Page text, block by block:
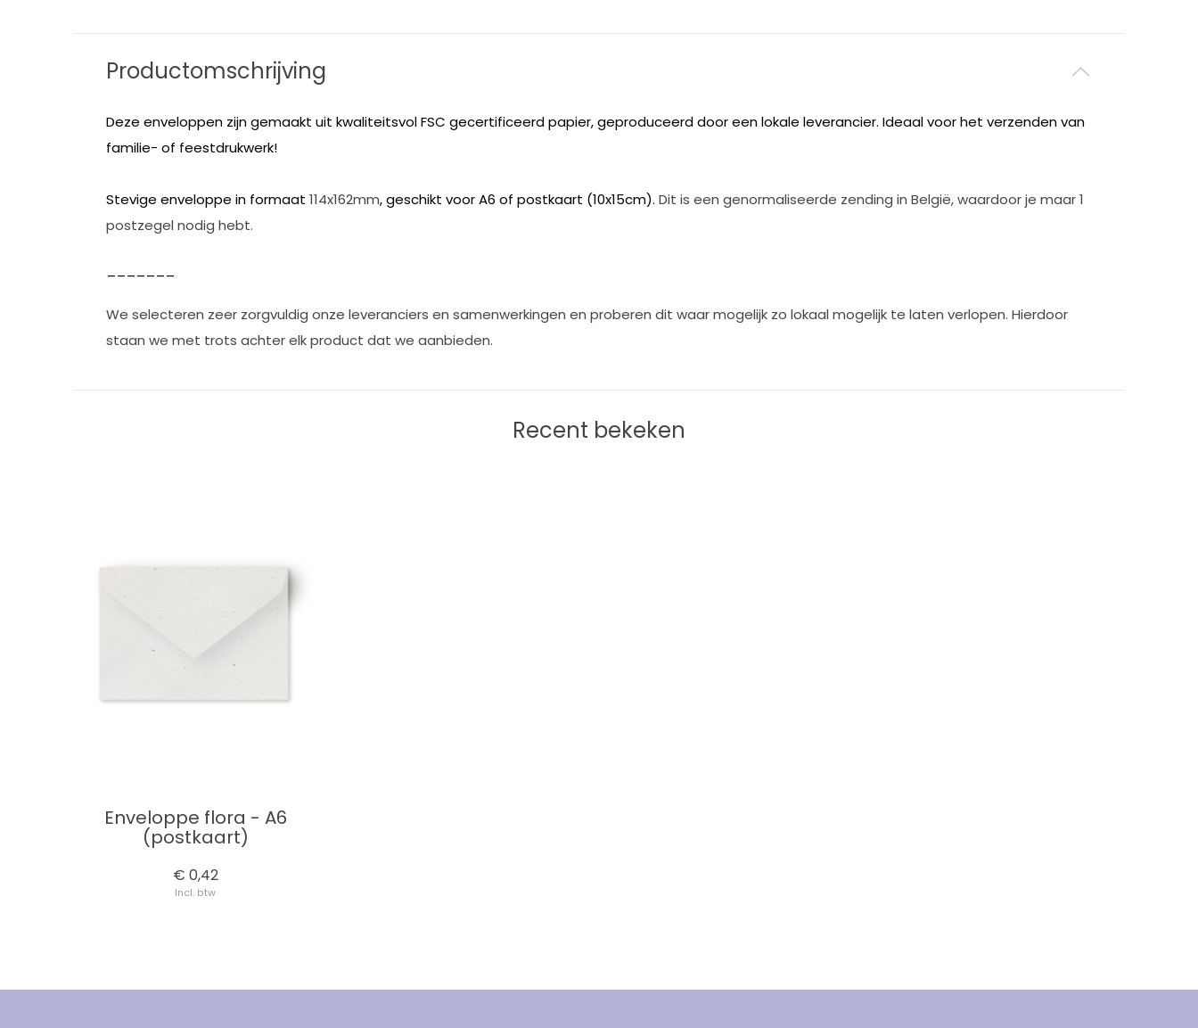
Productomschrijving
Deze enveloppen zijn gemaakt uit kwaliteitsvol FSC gecertificeerd papier, geproduceerd door een lokale leverancier. Ideaal voor het verzenden van
familie- of feestdrukwerk!
Stevige enveloppe in formaat 114x162mm, geschikt voor A6 of postkaart (10x15cm). Dit is een genormaliseerde zending in België, waardoor je maar 1
postzegel nodig hebt.
We selecteren zeer zorgvuldig onze leveranciers en samenwerkingen en proberen dit waar mogelijk zo lokaal mogelijk te laten verlopen. Hierdoor
staan we met trots achter elk product dat we aanbieden.
Recent bekeken
Enveloppe flora - A6
(postkaart)
€ 0,42
Incl. btw